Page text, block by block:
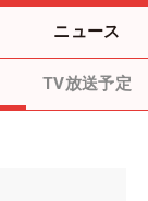
ニュース
TV放送予定